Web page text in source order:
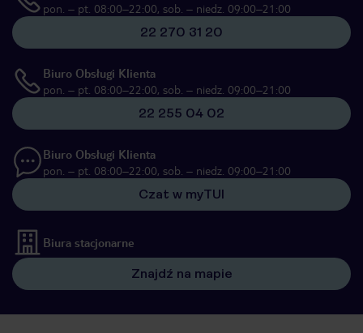
pon. – pt. 08:00–22:00, sob. – niedz. 09:00–21:00
22 270 31 20
Biuro Obsługi Klienta
pon. – pt. 08:00–22:00, sob. – niedz. 09:00–21:00
22 255 04 02
Biuro Obsługi Klienta
pon. – pt. 08:00–22:00, sob. – niedz. 09:00–21:00
Czat w myTUI
Biura stacjonarne
Znajdź na mapie